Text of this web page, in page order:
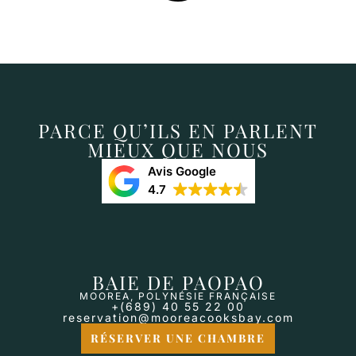
PARCE QU’ILS EN PARLENT
MIEUX QUE NOUS
Avis Google
4.7
BAIE DE PAOPAO
MOOREA, POLYNÉSIE FRANÇAISE
+(689) 40 55 22 00
reservation@mooreacooksbay.com
RÉSERVER UNE CHAMBRE